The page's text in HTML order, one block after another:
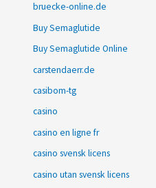
bruecke-online.de
Buy Semaglutide
Buy Semaglutide Online
carstendaerr.de
casibom-tg
casino
casino en ligne fr
casino svensk licens
casino utan svensk licens